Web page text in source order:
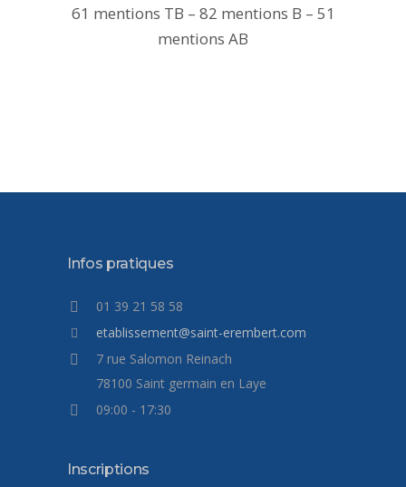
61 mentions TB – 82 mentions B – 51
mentions AB
Infos pratiques
01 39 21 58 58
etablissement@saint-erembert.com
7 rue Salomon Reinach
78100 Saint germain en Laye
09:00 - 17:30
Inscriptions